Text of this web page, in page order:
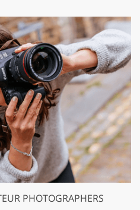
PHOTOGRAPHERS